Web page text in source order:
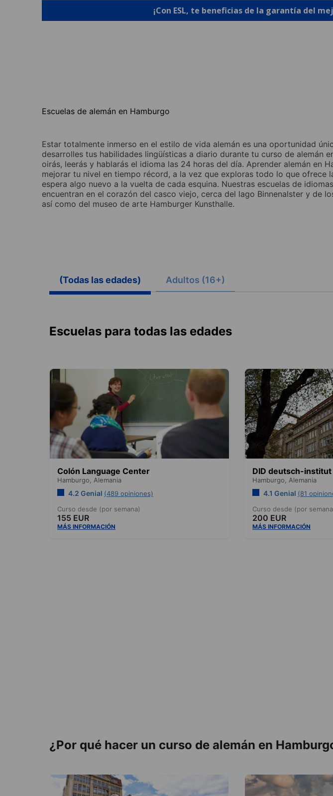
¡Con ESL, te beneficias de la garantía del
Escuelas de alemán en Hamburgo
Estar totalmente inmerso en el estilo de vida alemán es una oportunidad
desarrolles tus habilidades lingüísticas a diario durante tu curso de alemán
oirás, leerás y hablarás el idioma las 24 horas del día. Aprender alemán en
mejorar tu nivel en tiempo récord, a la vez que exploras todo lo que ofrece
espera algo nuevo a la vuelta de cada esquina. Nuestras escuelas de
encuentran en el corazón del casco viejo, cerca del lago Binnenalster y de
así como del museo de arte Hamburger Kunsthalle.
(Todas las edades) Adultos (16+)
Escuelas para todas las edades
Colón Language Center
Hamburgo, Alemania
4.2 Genial (489 opiniones)
Curso desde (por semana)
155 EUR
MÁS INFORMACIÓN
DID deutsch-institut
Hamburgo, Alemania
4.1 Genial (81
Curso desde (por
200 EUR
MÁS INFORMACIÓN
¿Por qué hacer un curso de alemán en